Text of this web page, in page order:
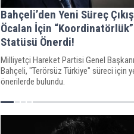
Bahçeli’den Yeni Süreç
Öcalan İçin “Koordinatörlük”
Statüsü Önerdi!
Milliyetçi Hareket Partisi Genel
Bahçeli, "Terörsüz Türkiye" süreci için
önerilerde bulundu.